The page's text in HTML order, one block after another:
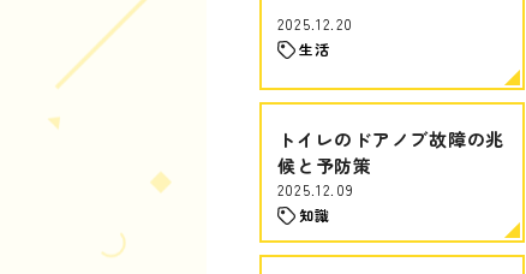
2025.12.20
生活
トイレのドアノブ故障の兆
候と予防策
2025.12.09
知識